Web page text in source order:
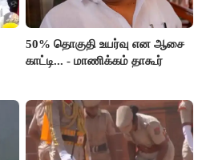
50% தொகுதி உயர்வு என ஆசை
காட்டி... - மாணிக்கம் தாகூர்